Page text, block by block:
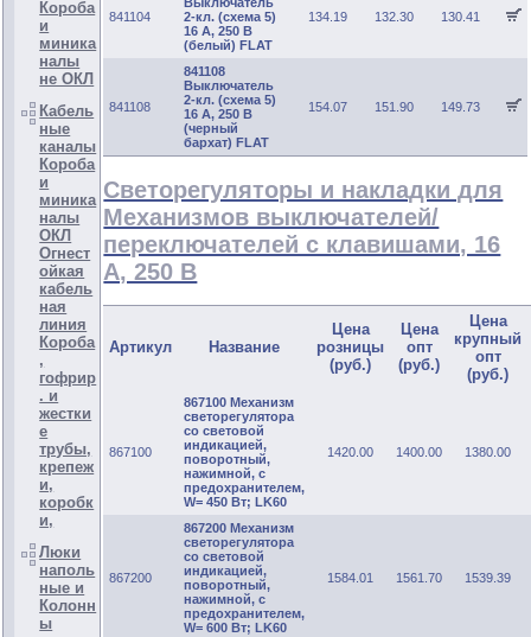
Короба
и
миника
налы
не ОКЛ
Кабель
ные
каналы
Короба
и
миника
налы
ОКЛ
Огнест
ойкая
кабель
ная
линия
Короба
,
гофрир
. и
жестки
е
трубы,
крепеж
и,
коробк
и,
Люки
наполь
ные и
Колонн
ы
841104
2-кл. (схема 5)
16 A, 250 B
(белый) FLAT
134.19 132.30 130.41
841108
841108
Выключатель
2-кл. (схема 5)
16 A, 250 B
(черный
бархат) FLAT
154.07 151.90 149.73
Светорегуляторы и накладки для
Механизмов выключателей/
переключателей с клавишами, 16
А, 250 В
Артикул Название
Цена
розницы
(руб.)
Цена
опт
(руб.)
Цена
крупный
опт
(руб.)
867100
867100 Механизм
светорегулятора
со световой
индикацией,
поворотный,
нажимной, с
предохранителем,
W= 450 Вт; LK60
1420.00 1400.00 1380.00
867200
867200 Механизм
светорегулятора
со световой
индикацией,
поворотный,
нажимной, с
предохранителем,
W= 600 Вт; LK60
1584.01 1561.70 1539.39